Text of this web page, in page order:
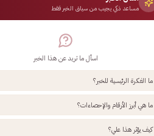
مساعد ذكي يجيب من سياق الخبر فقط
اسأل ما تريد عن هذا الخبر
ما الفكرة الرئيسية للخبر؟
ما هي أبرز الأرقام والإحصاءات؟
كيف يؤثر هذا علي؟